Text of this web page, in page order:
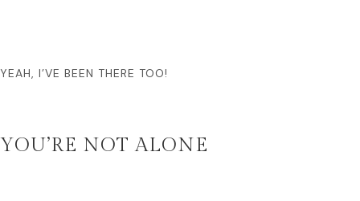
YEAH, I’VE BEEN THERE TOO!
YOU’RE NOT ALONE